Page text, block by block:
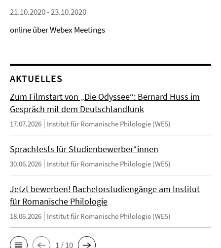
21.10.2020 - 23.10.2020
online über Webex Meetings
AKTUELLES
Zum Filmstart von „Die Odyssee“: Bernard Huss im
Gespräch mit dem Deutschlandfunk
17.07.2026 Institut für Romanische Philologie (WE5)
Sprachtests für Studienbewerber*innen
30.06.2026 Institut für Romanische Philologie (WE5)
Jetzt bewerben! Bachelorstudiengänge am Institut
für Romanische Philologie
18.06.2026 Institut für Romanische Philologie (WE5)
1 / 10